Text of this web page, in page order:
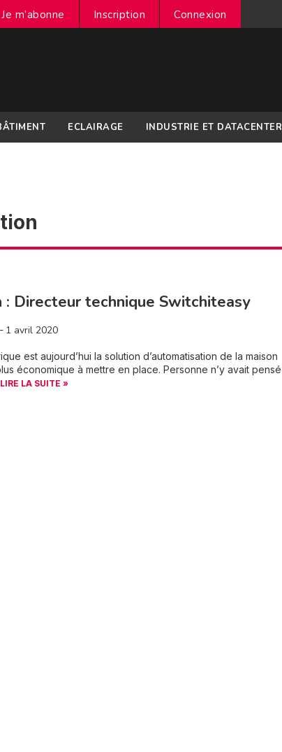
Je m’abonne Inscription Connexion
ECLAIRAGE INDUSTRIE ET DATACENTER
: Directeur technique Switchiteasy
1 avril 2020
est aujourd’hui la solution d’automatisation de la maison
économique à mettre en place. Personne n’y avait pensé
LIRE LA SUITE »